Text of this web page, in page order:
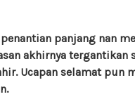
panjang nan
akhirnya tergantikan
Ucapan selamat pun